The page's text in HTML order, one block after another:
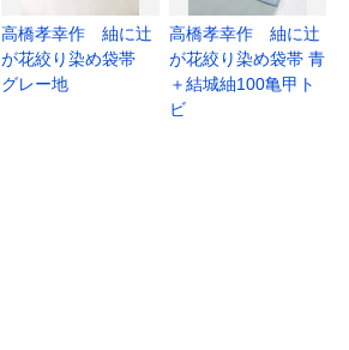
高橋孝幸作 紬に辻
が花絞り染め袋帯
グレー地
高橋孝幸作 紬に辻
が花絞り染め袋帯 青
＋結城紬100亀甲ト
ビ